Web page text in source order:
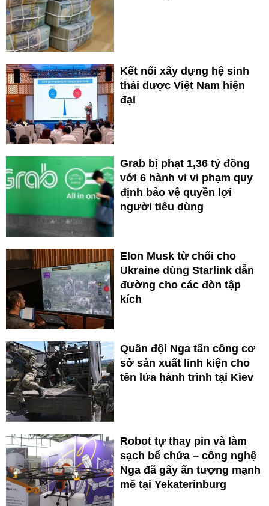
Kết nối xây dựng hệ sinh
thái dược Việt Nam hiện
đại
Grab bị phạt 1,36 tỷ đồng
với 6 hành vi vi phạm quy
định bảo vệ quyền lợi
người tiêu dùng
Elon Musk từ chối cho
Ukraine dùng Starlink dẫn
đường cho các đòn tập
kích
Quân đội Nga tấn công cơ
sở sản xuất linh kiện cho
tên lửa hành trình tại Kiev
Robot tự thay pin và làm
sạch bể chứa – công nghệ
Nga đã gây ấn tượng mạnh
mẽ tại Yekaterinburg